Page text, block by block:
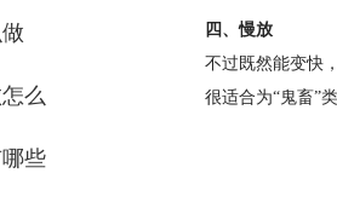
么
些
四、慢放
不过既然能变快
很适合为“鬼畜”